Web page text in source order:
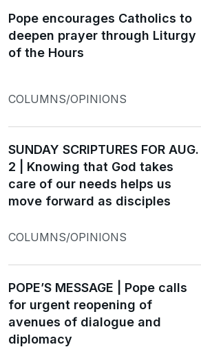
Pope encourages Catholics to
deepen prayer through Liturgy
of the Hours
COLUMNS/OPINIONS
SUNDAY SCRIPTURES FOR AUG.
2 | Knowing that God takes
care of our needs helps us
move forward as disciples
COLUMNS/OPINIONS
POPE’S MESSAGE | Pope calls
for urgent reopening of
avenues of dialogue and
diplomacy